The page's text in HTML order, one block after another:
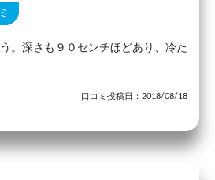
。深さも９０センチほどあり、冷た
口コミ投稿日：2018/08/18